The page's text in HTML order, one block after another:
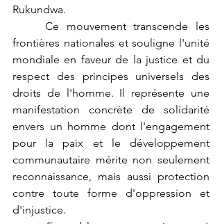
Rukundwa.
frontières nationales et souligne l'unité
mondiale en faveur de la justice et du
respect des principes universels des
droits de l'homme. Il représente une
manifestation concrète de solidarité
envers un homme dont l'engagement
pour la paix et le développement
communautaire mérite non seulement
reconnaissance, mais aussi protection
contre toute forme d'oppression et
d'injustice.